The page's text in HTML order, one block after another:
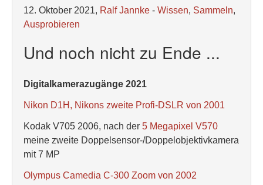
12. Oktober 2021, Ralf Jannke - Wissen, Sammeln,
Ausprobieren
Und noch nicht zu Ende ...
Digitalkamerazugänge 2021
Nikon D1H, Nikons zweite Profi-DSLR von 2001
Kodak V705 2006, nach der 5 Megapixel V570
meine zweite Doppelsensor-/Doppelobjektivkamera
mit 7 MP
Olympus Camedia C-300 Zoom von 2002